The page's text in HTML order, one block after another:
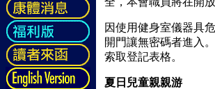
因使用健身室儀器具
開門讓無密碼者進入
索取登記表格。
夏日兒童親親游